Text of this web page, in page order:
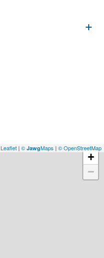
+
−
Leaflet | © JawgMaps | © OpenStreetMap